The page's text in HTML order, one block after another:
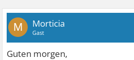
M Morticia
Gast
Guten morgen,